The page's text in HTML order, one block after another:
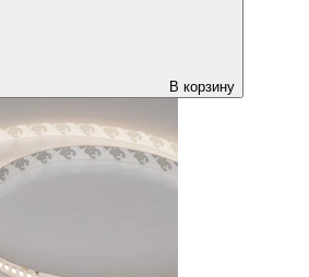
В корзину